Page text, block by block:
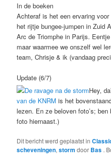
In de boeken
Achteraf is het een ervaring
het rijtje bungee-jumpen in Zuid
Arc de Triomphe in Parijs.
maar waarmee we onszelf wel
team, Chrisje & ik (vandaag
Update (6/7)
Hey,
van de KNRM is het
lezen. En ze beloven foto’s;
foto hiernaast.)
Dit bericht werd geplaatst in
scheveningen,storm door Bas .